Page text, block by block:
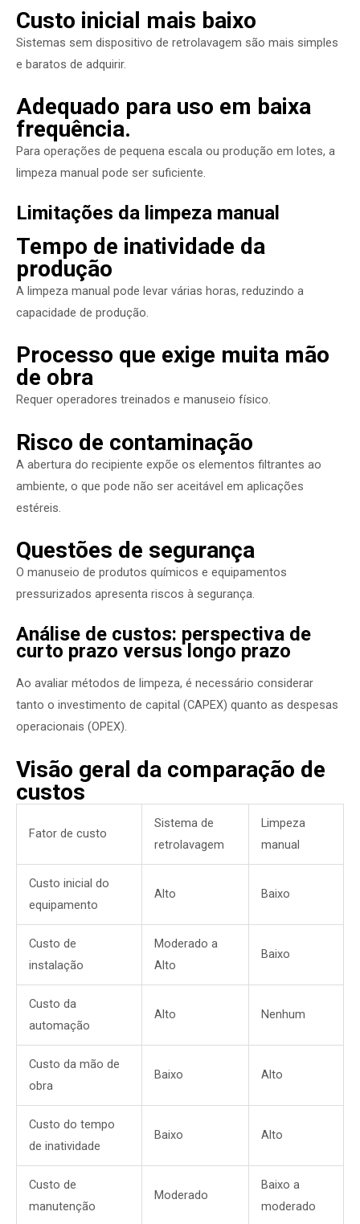
Custo inicial mais baixo
Sistemas sem dispositivo de retrolavagem são mais simples
e baratos de adquirir.
Adequado para uso em baixa
frequência.
Para operações de pequena escala ou produção em lotes, a
limpeza manual pode ser suficiente.
Limitações da limpeza manual
Tempo de inatividade da
produção
A limpeza manual pode levar várias horas, reduzindo a
capacidade de produção.
Processo que exige muita mão
de obra
Requer operadores treinados e manuseio físico.
Risco de contaminação
A abertura do recipiente expõe os elementos filtrantes ao
ambiente, o que pode não ser aceitável em aplicações
estéreis.
Questões de segurança
O manuseio de produtos químicos e equipamentos
pressurizados apresenta riscos à segurança.
Análise de custos: perspectiva de
curto prazo versus longo prazo
Ao avaliar métodos de limpeza, é necessário considerar
tanto o investimento de capital (CAPEX) quanto as despesas
operacionais (OPEX).
Visão geral da comparação de
custos
Fator de custo
Sistema de
retrolavagem
Limpeza
manual
Custo inicial do
equipamento
Alto Baixo
Custo de
instalação
Moderado a
Alto
Baixo
Custo da
automação
Alto Nenhum
Custo da mão de
obra
Baixo Alto
Custo do tempo
de inatividade
Baixo Alto
Custo de
manutenção
Moderado
Baixo a
moderado